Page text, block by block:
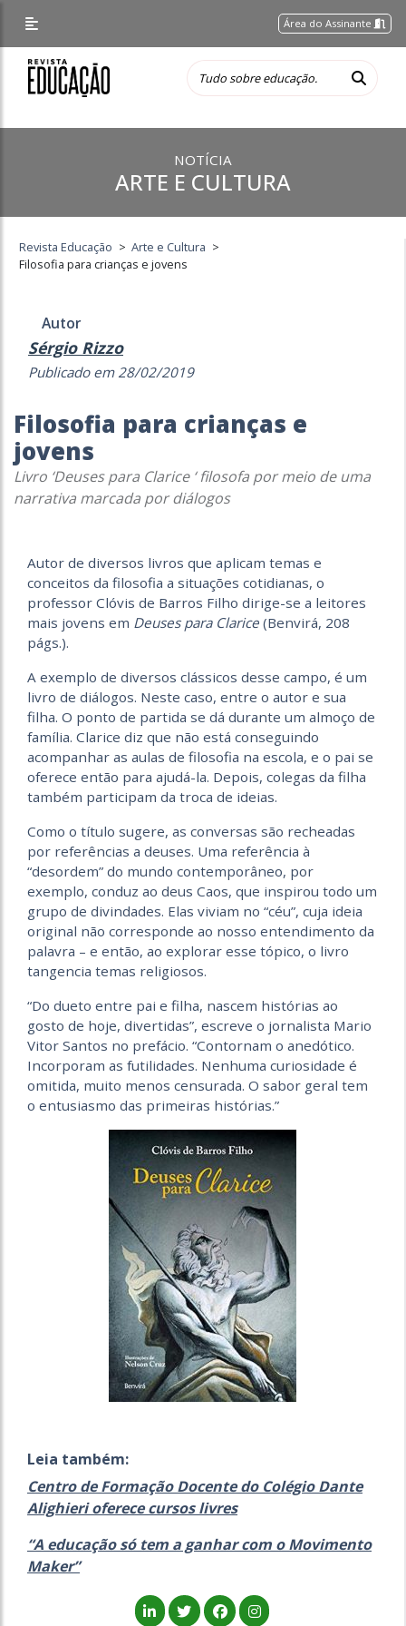
Área do Assinante
NOTÍCIA
ARTE E CULTURA
Revista Educação > Arte e Cultura >
Filosofia para crianças e jovens
Autor
Sérgio Rizzo
Publicado em 28/02/2019
Filosofia para crianças e
jovens
Livro ‘Deuses para Clarice ‘ filosofa por meio de uma
narrativa marcada por diálogos
Autor de diversos livros que aplicam temas e
conceitos da filosofia a situações cotidianas, o
professor Clóvis de Barros Filho dirige-se a leitores
mais jovens em Deuses para Clarice (Benvirá, 208
págs.).
A exemplo de diversos clássicos desse campo, é um
livro de diálogos. Neste caso, entre o autor e sua
filha. O ponto de partida se dá durante um almoço de
família. Clarice diz que não está conseguindo
acompanhar as aulas de filosofia na escola, e o pai se
oferece então para ajudá-la. Depois, colegas da filha
também participam da troca de ideias.
Como o título sugere, as conversas são recheadas
por referências a deuses. Uma referência à
“desordem” do mundo contemporâneo, por
exemplo, conduz ao deus Caos, que inspirou todo um
grupo de divindades. Elas viviam no “céu”, cuja ideia
original não corresponde ao nosso entendimento da
palavra – e então, ao explorar esse tópico, o livro
tangencia temas religiosos.
“Do dueto entre pai e filha, nascem histórias ao
gosto de hoje, divertidas”, escreve o jornalista Mario
Vitor Santos no prefácio. “Contornam o anedótico.
Incorporam as futilidades. Nenhuma curiosidade é
omitida, muito menos censurada. O sabor geral tem
o entusiasmo das primeiras histórias.”
Leia também:
Centro de Formação Docente do Colégio Dante
Alighieri oferece cursos livres
“A educação só tem a ganhar com o Movimento
Maker”